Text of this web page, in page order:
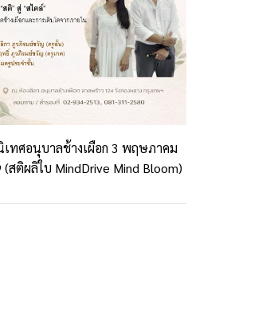
ทศอนุบาลช้างเผือก 3 พฤษภาคม
(สติผลิใบ MindDrive Mind Bloom)